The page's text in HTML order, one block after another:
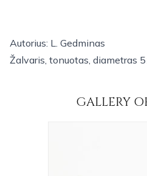
Autorius: L. Gedminas
Žalvaris, tonuotas, diametras
GALLERY